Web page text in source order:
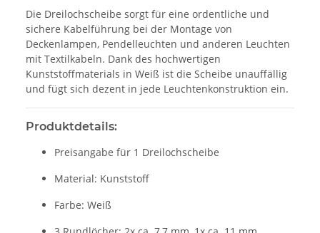
Die Dreilochscheibe sorgt für eine ordentliche und
sichere Kabelführung bei der Montage von
Deckenlampen, Pendelleuchten und anderen Leuchten
mit Textilkabeln. Dank des hochwertigen
Kunststoffmaterials in Weiß ist die Scheibe unauffällig
und fügt sich dezent in jede Leuchtenkonstruktion ein.
Produktdetails:
Preisangabe für 1 Dreilochscheibe
Material: Kunststoff
Farbe: Weiß